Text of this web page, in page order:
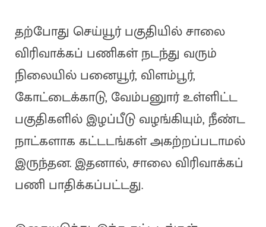
தற்போது செய்யூர் பகுதியில் சாலை
விரிவாக்கப் பணிகள் நடந்து வரும்
நிலையில் பனையூர், விளம்பூர்,
கோட்டைக்காடு, வேம்பனுார் உள்ளிட்ட
பகுதிகளில் இழப்பீடு வழங்கியும், நீண்ட
நாட்களாக கட்டடங்கள் அகற்றப்படாமல்
இருந்தன. இதனால், சாலை விரிவாக்கப்
பணி பாதிக்கப்பட்டது.